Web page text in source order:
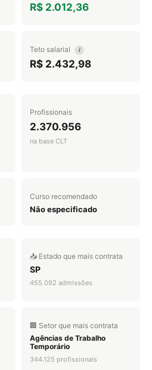
R$ 2.012,36
Teto salarial i
R$ 2.432,98
Profissionais
2.370.956
na base CLT
Curso recomendado
Não especificado
📥 Estado que mais contrata
SP
455.092 admissões
🏢 Setor que mais contrata
Agências de Trabalho
Temporário
344.125 profissionais